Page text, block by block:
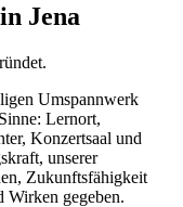
Jena
Umspannwerk
Lernort,
Konzertsaal und
unserer
Zukunftsfähigkeit
Wirken gegeben.